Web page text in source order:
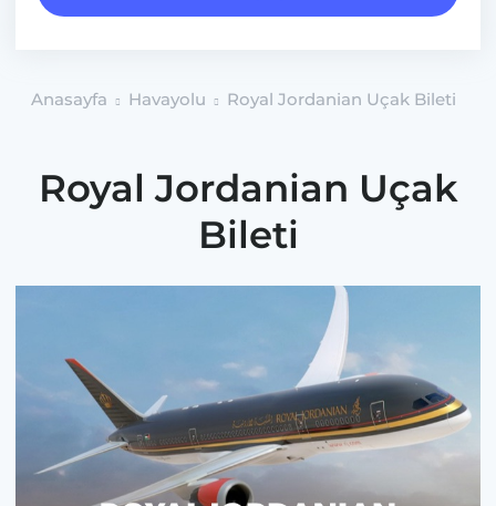
Anasayfa Havayolu Royal Jordanian Uçak Bileti
Royal Jordanian Uçak
Bileti